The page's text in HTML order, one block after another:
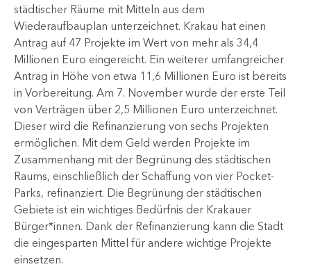
städtischer Räume mit Mitteln aus dem
Wiederaufbauplan unterzeichnet. Krakau hat einen
Antrag auf 47 Projekte im Wert von mehr als 34,4
Millionen Euro eingereicht. Ein weiterer umfangreicher
Antrag in Höhe von etwa 11,6 Millionen Euro ist bereits
in Vorbereitung. Am 7. November wurde der erste Teil
von Verträgen über 2,5 Millionen Euro unterzeichnet.
Dieser wird die Refinanzierung von sechs Projekten
ermöglichen. Mit dem Geld werden Projekte im
Zusammenhang mit der Begrünung des städtischen
Raums, einschließlich der Schaffung von vier Pocket-
Parks, refinanziert. Die Begrünung der städtischen
Gebiete ist ein wichtiges Bedürfnis der Krakauer
Bürger*innen. Dank der Refinanzierung kann die Stadt
die eingesparten Mittel für andere wichtige Projekte
einsetzen.